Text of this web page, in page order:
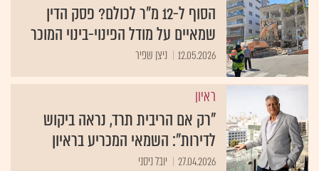
הסוף ל-12 מ"ר לכולם? פסק הדין
שמאיים על מודל הפינוי-בינוי המוכר
12.05.2026 ניצן שפיר
ראיון
"רק אם הריבית תרד, נראה ביקוש
לדירות": השמאי המכריע בראיון
27.04.2026 יובל ניסני